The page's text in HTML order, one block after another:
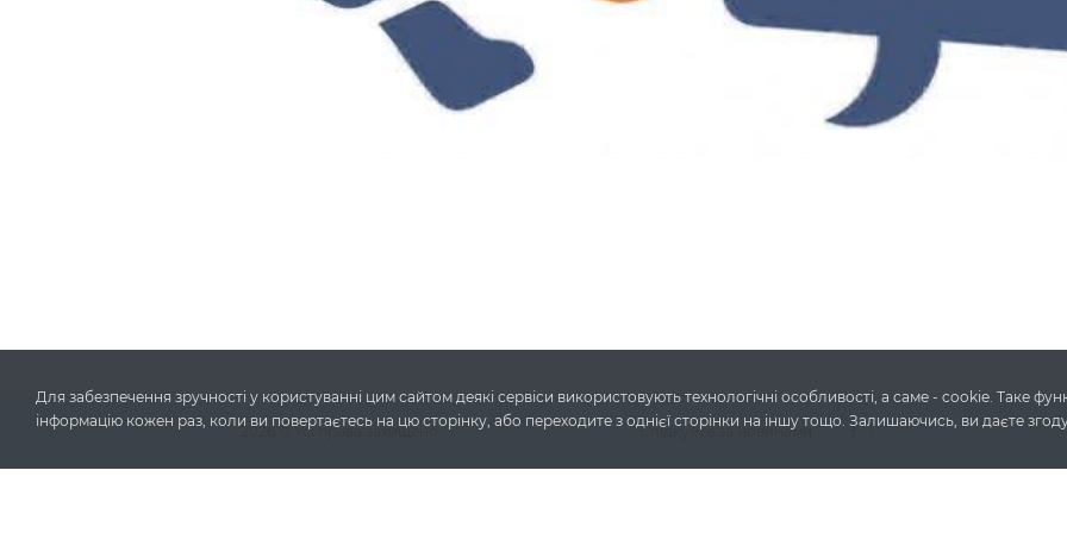
2026 © Усі права захищено Слідкуйте за новинами
Для забезпечення зручності у користуванні цим сайтом деякі сервіси використовують технологічні особливості, а саме - cookie. Таке
інформацію кожен раз, коли ви повертаєтесь на цю сторінку, або переходите з однієї сторінки на іншу тощо. Залишаючись, ви даєте